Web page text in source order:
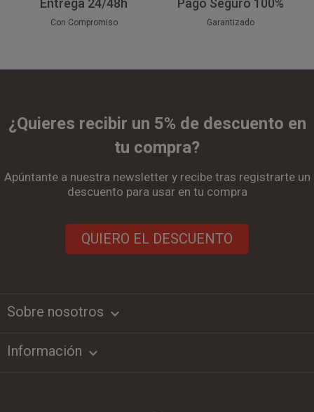
Entrega 24/48h
Con Compromiso
Pago Seguro 100%
Garantizado
¿Quieres recibir un 5% de descuento en
tu compra?
Apúntante a nuestra newsletter y recibe tras registrarte un
descuento para usar en tu compra
QUIERO EL DESCUENTO
Sobre nosotros keyboard_arrow_down
Información 